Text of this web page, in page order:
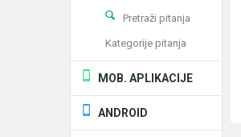
Pretraži pitanja
Kategorije pitanja
MOB. APLIKACIJE
ANDROID